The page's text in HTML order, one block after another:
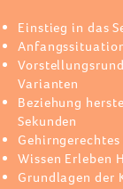
Einstieg in das
Varianten
Beziehung
Sekunden
Gehirngerechtes
Wissen Erleben
Grundlagen der